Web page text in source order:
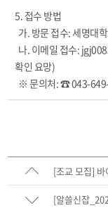
5. 접수 방법
가. 방문 접수: 세명대
나. 이메일 접수:
확인 요망)
※ 문의처: ☎ 043-
[조교 모집]
[알쓸신잡